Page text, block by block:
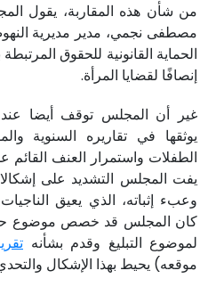
من شأن هذه المقاربة، يقول
مصطفى نجمي، مدير مديرية
الحماية القانونية للحقوق
إنصافًا لقضايا المرأة.
غير أن المجلس توقف أيضا عند
يوثقها في تقاريره السنوية
الطفلات واستمرار العنف القائم
يفت المجلس التشديد على
وعبء إثباته، الذي يعيق
كان المجلس قد خصص موضوع
لموضوع التبليغ وقدم بشأنه
موقعه) يحيط بهذا الإشكال